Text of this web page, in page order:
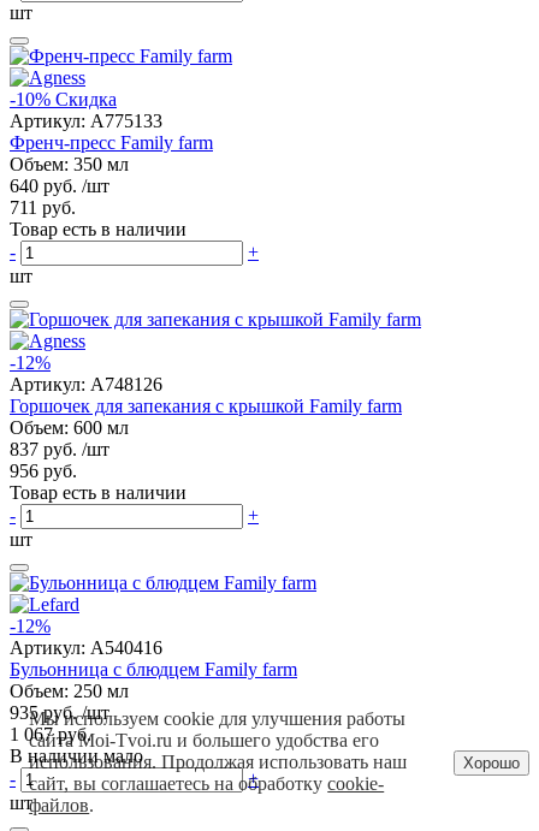
шт
-10% Скидка
Артикул: A775133
Френч-пресс Family farm
Объем: 350 мл
640 руб. /шт
711 руб.
Товар есть в наличии
-
+
шт
-12%
Артикул: A748126
Горшочек для запекания с крышкой Family farm
Объем: 600 мл
837 руб. /шт
956 руб.
Товар есть в наличии
-
+
шт
-12%
Артикул: A540416
Бульонница с блюдцем Family farm
Объем: 250 мл
935 руб. /шт
1 067 руб.
В наличии мало
-
+
шт
Мы используем cookie для улучшения работы
сайта Moi-Tvoi.ru и большего удобства его
использования. Продолжая использовать наш
сайт, вы соглашаетесь на обработкуcookie-
файлов.
Хорошо